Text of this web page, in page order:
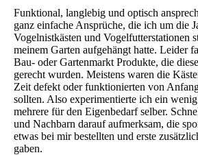
Funktional, langlebig und optisch
ganz einfache Ansprüche, die ich um die
Vogelnistkästen und Vogelfutterstationen
meinem Garten aufgehängt hatte. Leider
Bau- oder Gartenmarkt Produkte, die
gerecht wurden. Meistens waren die
Zeit defekt oder funktionierten von
sollten. Also experimentierte ich ein
mehrere für den Eigenbedarf selber.
und Nachbarn darauf aufmerksam, die
etwas bei mir bestellten und erste
gaben.